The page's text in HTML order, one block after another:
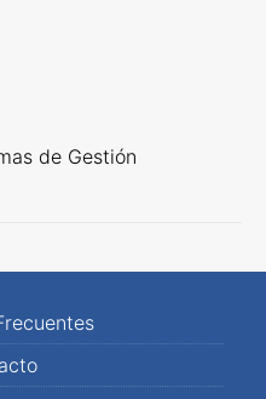
de Gestión